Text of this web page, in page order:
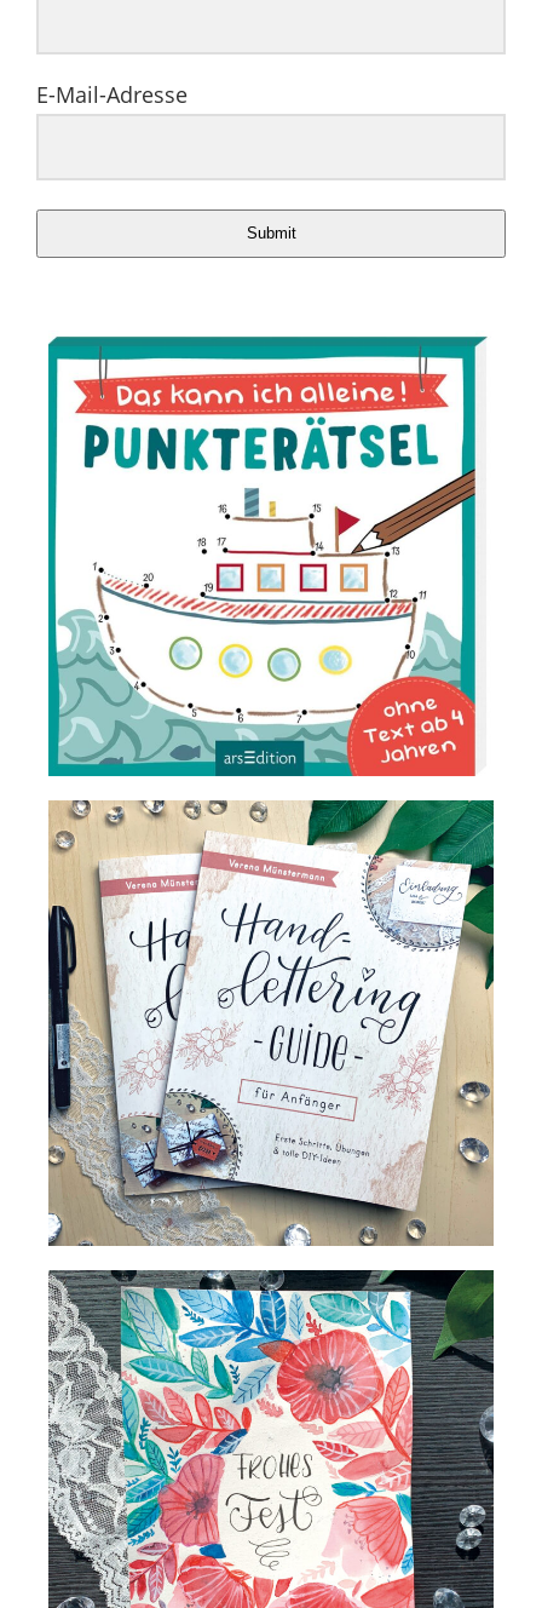
E-Mail-Adresse
Submit